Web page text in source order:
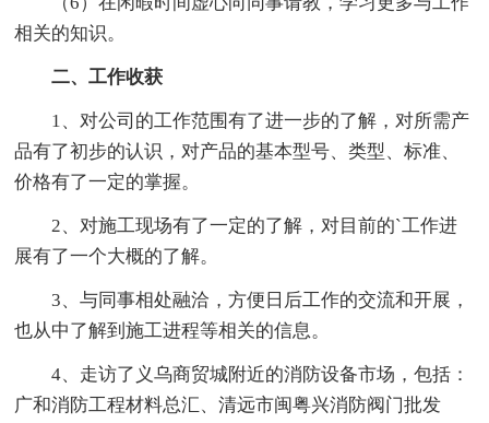
相关的知识。
二、工作收获
1、对公司的工作范围有了进一步的了解，对所需产
品有了初步的认识，对产品的基本型号、类型、标准、
价格有了一定的掌握。
2、对施工现场有了一定的了解，对目前的`工作进
展有了一个大概的了解。
3、与同事相处融洽，方便日后工作的交流和开展，
也从中了解到施工进程等相关的信息。
4、走访了义乌商贸城附近的消防设备市场，包括：
广和消防工程材料总汇、清远市闽粤兴消防阀门批发